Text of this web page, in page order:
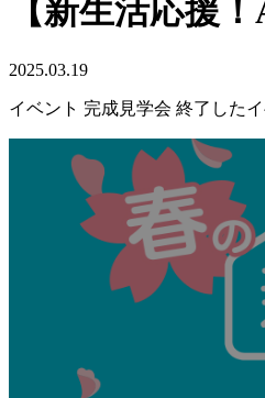
【新生活応援
2025.03.19
イベント 完成見学会 終了した